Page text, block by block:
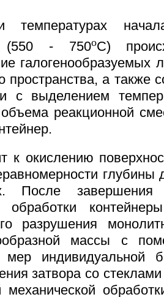
температурах
(550 - 750oC)
галогенообразуемых
пространства, а также
с выделением
реакционной
к окислению
глубины
После завершения
обработки
разрушения
массы с
мер индивидуальной
затвора со
механической